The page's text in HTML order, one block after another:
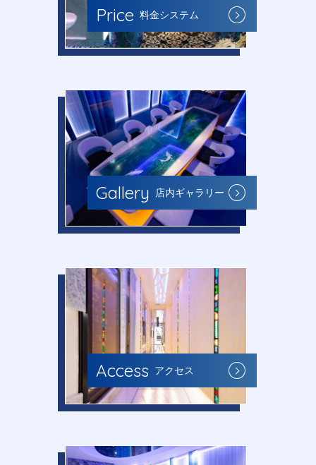
Price 料金システム
Gallery 店内ギャラリー
Access アクセス